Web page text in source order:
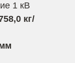
1 кВ
кг/